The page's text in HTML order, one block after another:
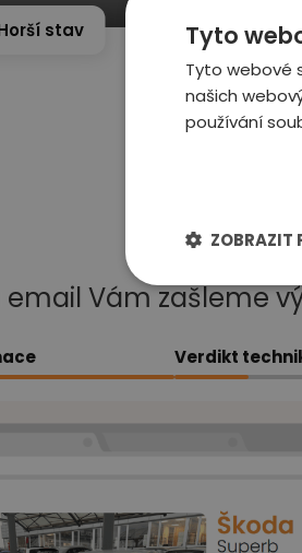
stav
email Vám zašleme
Verdikt
Tyto
Tyto webové
našich
používání
ZOBRAZIT